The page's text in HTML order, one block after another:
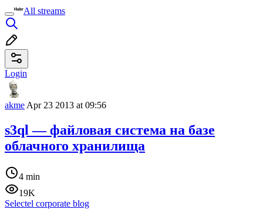
All streams
Login
akme Apr 23 2013 at 09:56
s3ql — файловая система на базе
облачного хранилища
4 min
19K
Selectel corporate blog